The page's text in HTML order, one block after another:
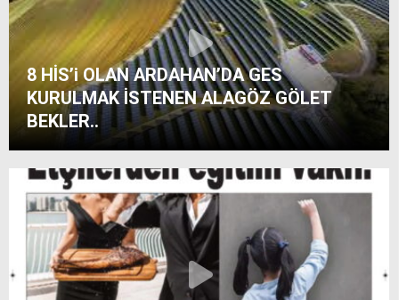
8 HİS’i OLAN ARDAHAN’DA GES
KURULMAK İSTENEN ALAGÖZ GÖLET
BEKLER..